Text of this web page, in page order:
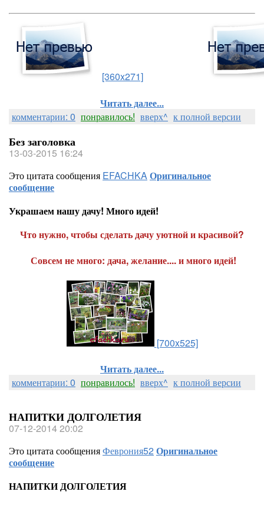
[360x271]
Читать далее...
комментарии: 0 понравилось! вверх^ к полной версии
Без заголовка
13-03-2015 16:24
Это цитата сообщения EFACHKAОригинальное
сообщение
Украшаем нашу дачу! Много идей!
Что нужно, чтобы сделать дачу уютной и красивой?
Совсем не много: дача, желание.... и много идей!
[700x525]
Читать далее...
комментарии: 0 понравилось! вверх^ к полной версии
НАПИТКИ ДОЛГОЛЕТИЯ
07-12-2014 20:02
Это цитата сообщенияФеврония52Оригинальное
сообщение
НАПИТКИ ДОЛГОЛЕТИЯ